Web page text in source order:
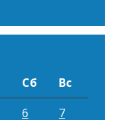
Сб
Вс
6 7